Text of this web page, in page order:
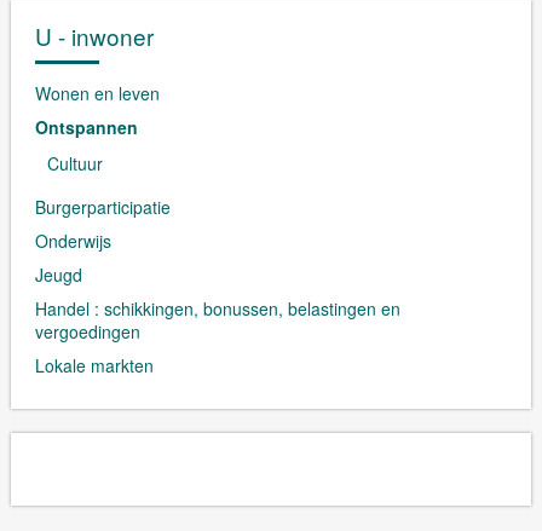
U - inwoner
Wonen en leven
Ontspannen
Cultuur
Burgerparticipatie
Onderwijs
Jeugd
Handel : schikkingen, bonussen, belastingen en
vergoedingen
Lokale markten